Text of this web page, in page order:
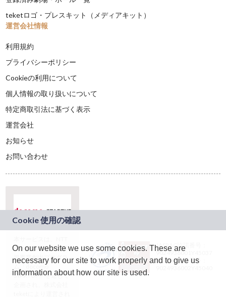
teketロゴ・プレスキット（メディアキット）
運営会社情報
利用規約
プライバシーポリシー
Cookieの利用について
個人情報の取り扱いについて
特定商取引法に基づく表示
運営会社
お知らせ
お問い合わせ
ドコモグループの新
規事業創出プログラ
ム「docomo
STARTUP」を通じて
JASRAC許諾番号：
9024936001Y45037
JASRAC許諾番号：
On our website we use some cookies. These are
necessary for our site to work properly and to give us
information about how our site is used.